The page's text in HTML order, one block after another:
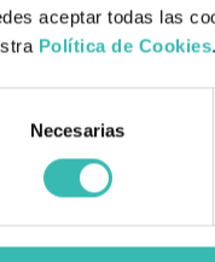
aceptar todas las
Política de Cookies
Necesarias